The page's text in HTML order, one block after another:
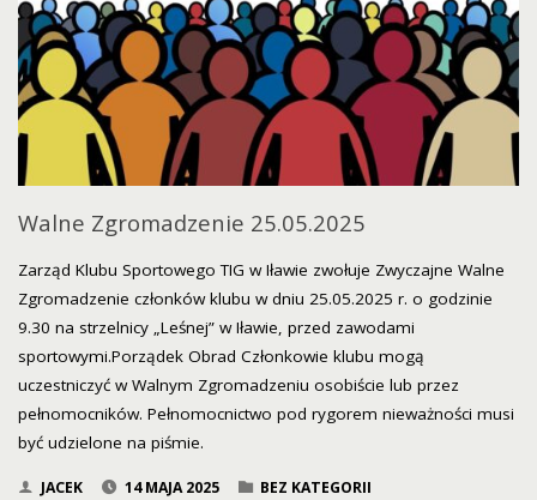
W
DNIU
25.05.2025R"
Walne Zgromadzenie 25.05.2025
Zarząd Klubu Sportowego TIG w Iławie zwołuje Zwyczajne Walne
Zgromadzenie członków klubu w dniu 25.05.2025 r. o godzinie
9.30 na strzelnicy „Leśnej” w Iławie, przed zawodami
sportowymi.Porządek Obrad Członkowie klubu mogą
uczestniczyć w Walnym Zgromadzeniu osobiście lub przez
pełnomocników. Pełnomocnictwo pod rygorem nieważności musi
być udzielone na piśmie.
JACEK 14 MAJA 2025 BEZ KATEGORII